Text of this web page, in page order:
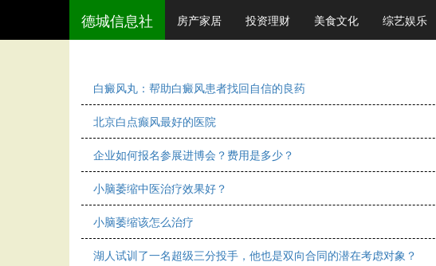
德城信息社 房产家居 投资理财 美食文化 综艺娱乐
白癜风丸：帮助白癜风患者找回自信的良药
北京白点癫风最好的医院
企业如何报名参展进博会？费用是多少？
小脑萎缩中医治疗效果好？
小脑萎缩该怎么治疗
湖人试训了一名超级三分投手，他也是双向合同的潜在考虑对象？